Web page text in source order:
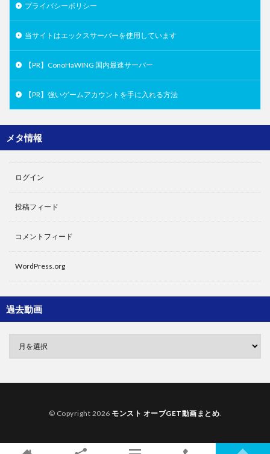
プライバシーポリシー
当サイトはエックスサーバーを使用しています
【PR】ConoHaWING 国内最速サーバー
【PR】強いゲームアカウントを手に入れる方法
メタ情報
ログイン
投稿フィード
コメントフィード
WordPress.org
過去動画
© Copyright 2026 モンスト オーブGET動画まとめ